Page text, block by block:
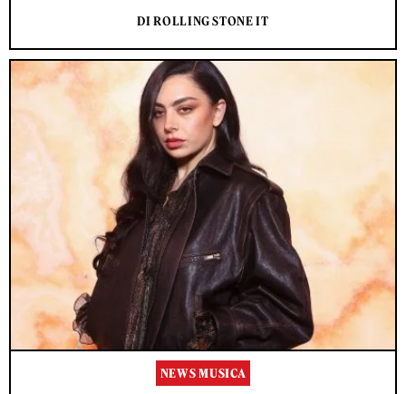
DI ROLLING STONE IT
NEWS MUSICA